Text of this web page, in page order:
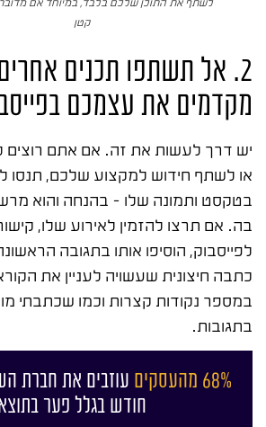
קטן
2. אל תשתפו תכנים
מקדמים את עצמכם
יש דרך לעשות את זה. אם אתם רוצים
או לשתף חידוש למקצוע שלכם, תנסו
בטקסט ותמונה שלו – בהנחה והוא
בה. אם תרצו להזמין לאירוע שלו,
לפייסבוק, הוסיפו אותו בתגובה
כתבה חיצונית שעשויה לעניין את
במספר נקודות קצרות וכמו שכתבתי
בתגובות.
68% מהעסקים
עוזבים את חברת
חודש בגלל פער